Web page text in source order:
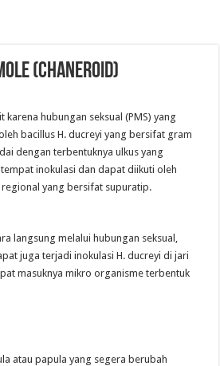
(CHANEROID)
karena hubungan seksual (PMS) yang
bacillus H. ducreyi yang bersifat gram
dengan terbentuknya ulkus yang
inokulasi dan dapat diikuti oleh
yang bersifat supuratip.
langsung melalui hubungan seksual,
juga terjadi inokulasi H. ducreyi di jari
masuknya mikro organisme terbentuk
atau papula yang segera berubah